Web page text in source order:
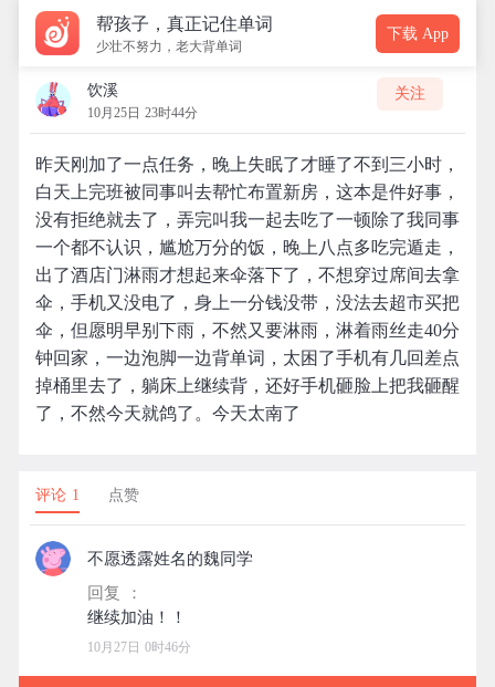
帮孩子，真正记住单词
少壮不努力，老大背单词
下载 App
饮溪
10月25日 23时44分
关注
昨天刚加了一点任务，晚上失眠了才睡了不到三小时，
白天上完班被同事叫去帮忙布置新房，这本是件好事，
没有拒绝就去了，弄完叫我一起去吃了一顿除了我同事
一个都不认识，尴尬万分的饭，晚上八点多吃完遁走，
出了酒店门淋雨才想起来伞落下了，不想穿过席间去拿
伞，手机又没电了，身上一分钱没带，没法去超市买把
伞，但愿明早别下雨，不然又要淋雨，淋着雨丝走40分
钟回家，一边泡脚一边背单词，太困了手机有几回差点
掉桶里去了，躺床上继续背，还好手机砸脸上把我砸醒
了，不然今天就鸽了。今天太南了
评论 1 点赞
不愿透露姓名的魏同学
回复 ：
10月27日 0时46分